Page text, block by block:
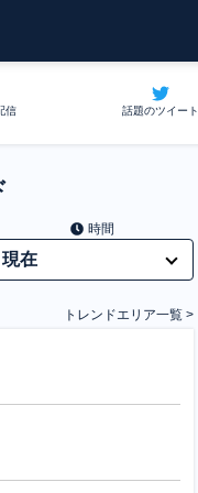
信 話題のツイート
時間
トレンドエリア一覧 >